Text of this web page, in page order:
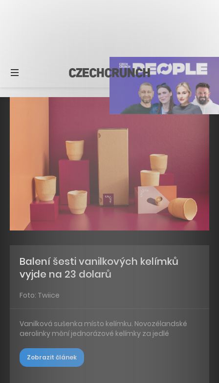
Balení šesti vanilkových kelímků
vyjde na 23 dolarů
Foto: Twiice
Vanilková sušenka místo kelímku. Novozélandské
aerolinky mění jednorázové kelímky za jedlé
Zobrazit článek